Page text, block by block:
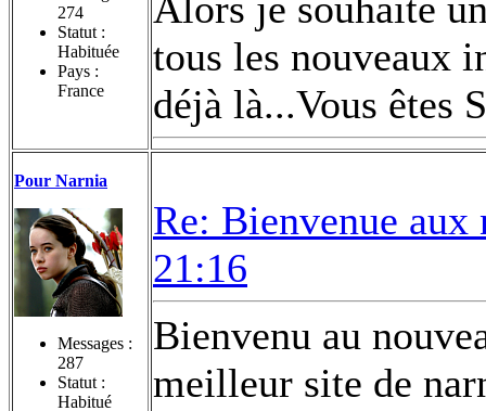
274
Statut :
Habituée
Pays :
France
tous les nouveaux
déjà là...Vous êtes
Pour Narnia
Messages :
287
Statut :
Habitué
Re: Bienvenue
21:16
Bienvenu au
meilleur site de